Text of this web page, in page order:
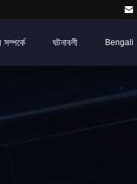
ঘটনাবলী Bengali